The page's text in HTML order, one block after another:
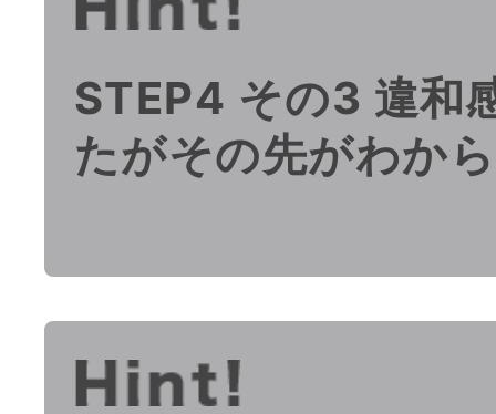
STEP4 その3 違和
たがその先がわか